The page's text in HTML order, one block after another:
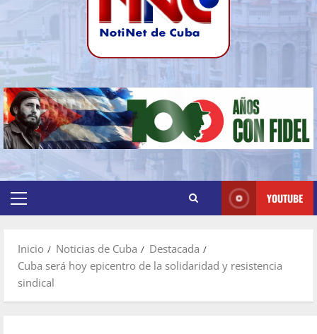
YOUTUBE
Inicio Noticias de Cuba
Destacada
Cuba será hoy epicentro de la solidaridad y resistencia
sindical